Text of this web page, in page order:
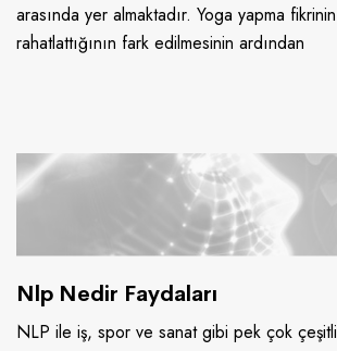
arasında yer almaktadır. Yoga yapma
rahatlattığının fark edilmesinin ardından
Nlp Nedir Faydaları
NLP ile iş, spor ve sanat gibi pek çok çeşitli